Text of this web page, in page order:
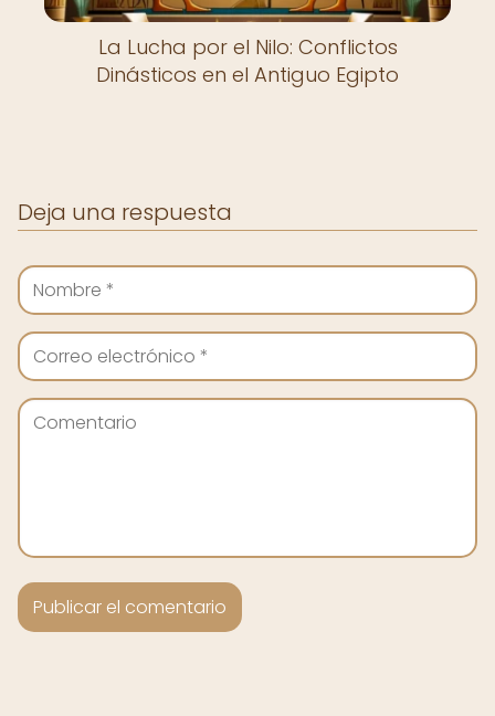
La Lucha por el Nilo: Conflictos
Dinásticos en el Antiguo Egipto
Deja una respuesta